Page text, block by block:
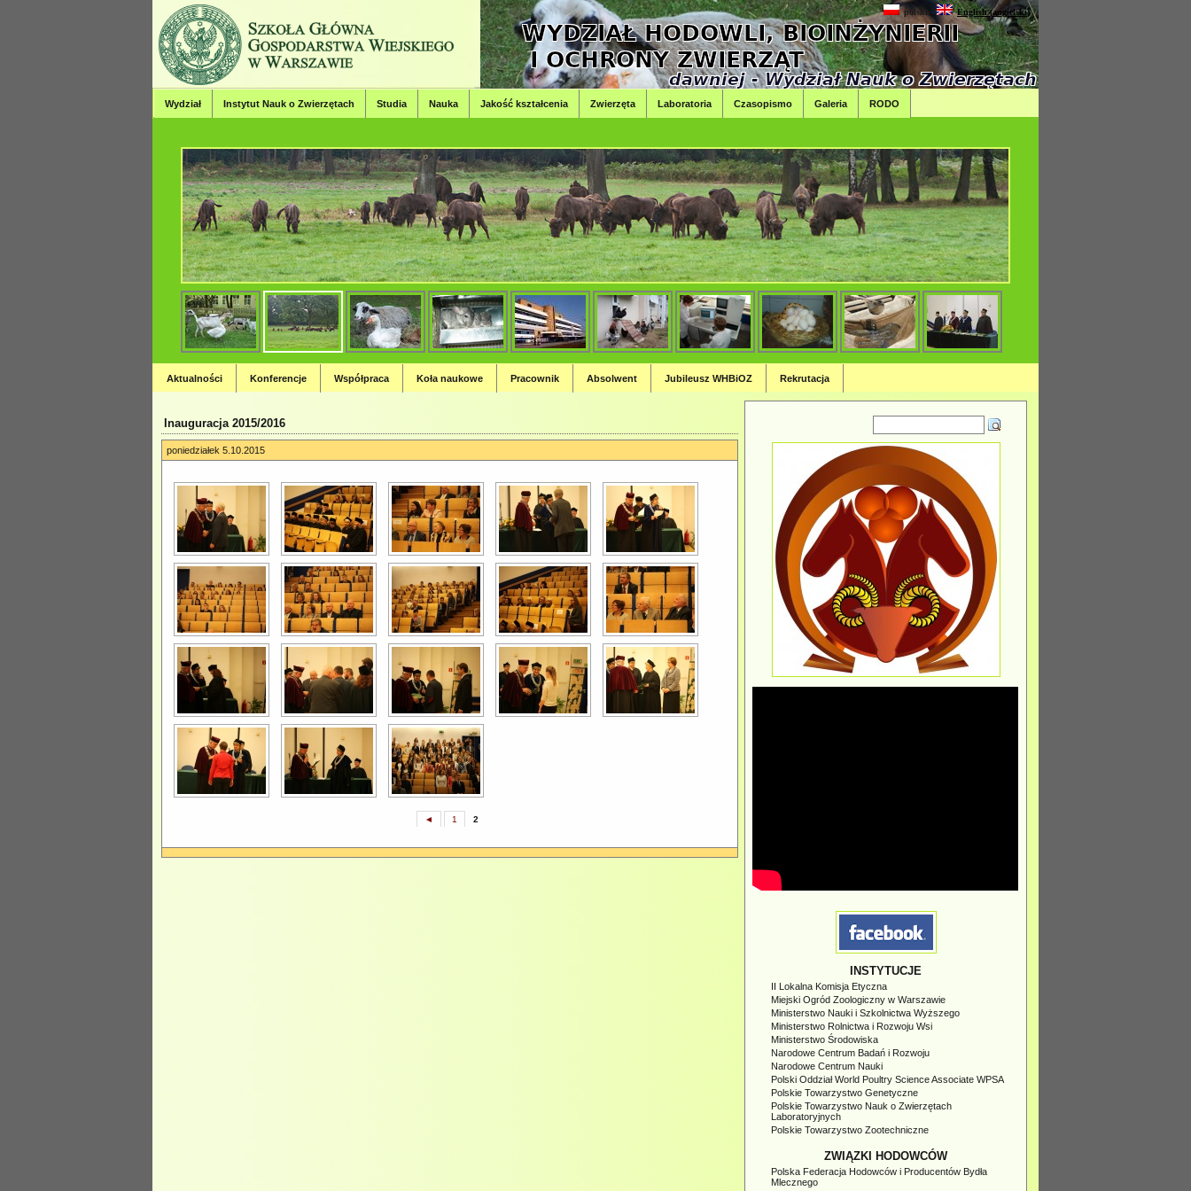
polski English (angielski)
Wydział Hodowli, Bioinżynierii i Ochrony Zwierząt
Strona Wydziału Hodowli, Bioinżynierii i Ochrony Zwierząt
Wydział Instytut Nauk o Zwierzętach Studia Nauka Jakość kształcenia Zwierzęta Laboratoria Czasopismo Galeria RODO
Aktualności Konferencje Współpraca Koła naukowe Pracownik Absolwent Jubileusz WHBiOZ Rekrutacja
INSTYTUCJE
II Lokalna Komisja Etyczna
Miejski Ogród Zoologiczny w Warszawie
Ministerstwo Nauki i Szkolnictwa Wyższego
Ministerstwo Rolnictwa i Rozwoju Wsi
Ministerstwo Środowiska
Narodowe Centrum Badań i Rozwoju
Narodowe Centrum Nauki
Polski Oddział World Poultry Science Associate WPSA
Polskie Towarzystwo Genetyczne
Polskie Towarzystwo Nauk o Zwierzętach
Laboratoryjnych
Polskie Towarzystwo Zootechniczne
ZWIĄZKI HODOWCÓW
Polska Federacja Hodowców i Producentów Bydła
Mlecznego
Inauguracja 2015/2016
poniedziałek 5.10.2015
◄ 1 2